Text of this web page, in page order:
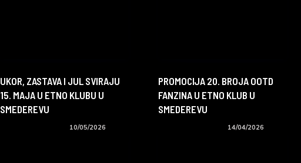
UKOR, ZASTAVA I JUL SVIRAJU
15. MAJA U ETNO KLUBU U
SMEDEREVU
10/05/2026
PROMOCIJA 20. BROJA OOTD
FANZINA U ETNO KLUB U
SMEDEREVU
14/04/2026